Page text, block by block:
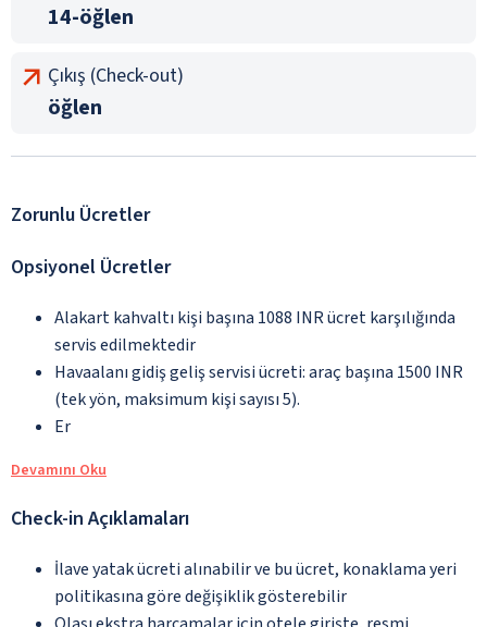
14-öğlen
Çıkış (Check-out)
öğlen
Zorunlu Ücretler
Opsiyonel Ücretler
Alakart kahvaltı kişi başına 1088 INR ücret karşılığında
servis edilmektedir
Havaalanı gidiş geliş servisi ücreti: araç başına 1500 INR
(tek yön, maksimum kişi sayısı 5).
Er
Devamını Oku
Check-in Açıklamaları
İlave yatak ücreti alınabilir ve bu ücret, konaklama yeri
politikasına göre değişiklik gösterebilir